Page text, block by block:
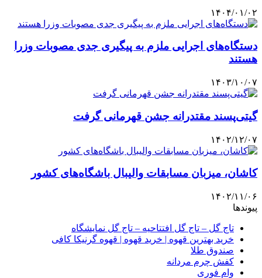
۱۴۰۴/۰۱/۰۲
دستگاه‌های اجرایی ملزم به پیگیری جدی مصوبات وزرا
هستند
۱۴۰۳/۱۰/۰۷
گیتی‌پسند مقتدرانه جشن قهرمانی گرفت
۱۴۰۲/۱۲/۰۷
کاشان، میزبان مسابقات والیبال باشگاه‌های کشور
۱۴۰۲/۱۱/۰۶
پیوندها
تاج گل – تاج گل افتتاحیه – تاج گل نمایشگاه
خرید بهترین قهوه | خرید قهوه | قهوه گرنیکا کافی
صندوق طلا
کفش چرم مردانه
وام فوری